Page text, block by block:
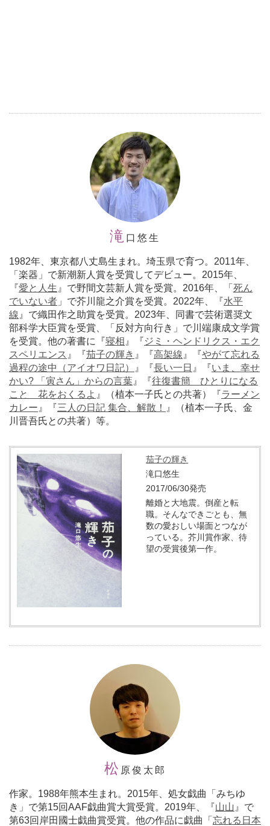
滝 口悠生
1982年、東京都八丈島生まれ。埼玉県で育つ。2011年、
「楽器」で新潮新人賞を受賞してデビュー。2015年、
『愛と人生 』で野間文芸新人賞を受賞。2016年、「 死ん
でいない者 」で芥川龍之介賞を受賞。2022年、『水平
線 』で織田作之助賞を受賞。2023年、同書で芸術選奨文
部科学大臣賞を受賞、「反対方向行き」で川端康成文学賞
を受賞。他の著書に『寝相 』『ジミ・ヘンドリクス・エク
スペリエンス 』『茄子の輝き 』『高架線 』『やがて忘れる
過程の途中（アイオワ日記）
』『長い一日 』『いま、幸せ
かい? 「寅さん」からの言葉 』『往復書簡 ひとりになる
こと 花をおくるよ 』（植本一子氏との共著）『ラーメン
カレー 』『三人の日記 集合、解散！
』（植本一子氏、金
川晋吾氏との共著）等。
茄子の輝き
滝口悠生
2017/06/30発売
離婚と大地震。倒産と転
職。そんなできごとも、無
数の愛おしい場面とつなが
っている。芥川賞作家、待
望の受賞後第一作。
松 原俊太郎
作家。1988年熊本生まれ。2015年、処女戯曲「みちゆ
き」で第15回AAF戯曲賞大賞受賞。2019年、『山山 』で
第63回岸田國士戯曲賞受賞。他の作品に戯曲「 忘れる日本